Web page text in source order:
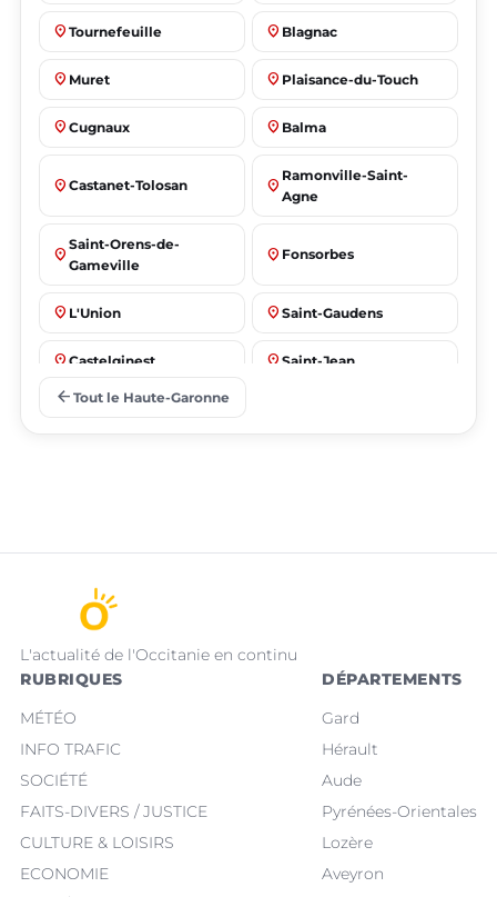
place Tournefeuille place Blagnac
place Muret place Plaisance-du-Touch
place Cugnaux place Balma
place Castanet-Tolosan place
Ramonville-Saint-
Agne
place
Saint-Orens-de-
Gameville
place Fonsorbes
place L'Union place Saint-Gaudens
place Castelginest place Saint-Jean
place Villeneuve-Tolosane
arrow_back Tout le Haute-Garonne
L'actualité de l'Occitanie en continu
RUBRIQUES
MÉTÉO
INFO TRAFIC
SOCIÉTÉ
FAITS-DIVERS / JUSTICE
CULTURE & LOISIRS
ECONOMIE
DÉPARTEMENTS
Gard
Hérault
Aude
Pyrénées-Orientales
Lozère
Aveyron